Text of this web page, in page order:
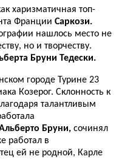
харизматичная топ-
Франции Саркози.
нашлось место не
но и творчеству.
Бруни Тедески.
городе Турине 23
Козерог. Склонность к
талантливым
Бруни, сочинял
работал в
ей не родной, Карле